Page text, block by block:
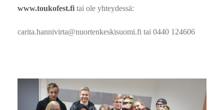
www.toukofest.fi tai ole yhteydessä:
carita.hannivirta@nuortenkeskisuomi.fi tai 0440 124606